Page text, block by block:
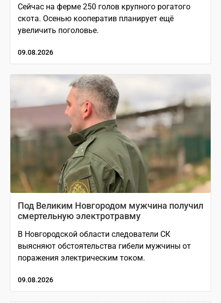
Сейчас на ферме 250 голов крупного рогатого
скота. Осенью кооператив планирует ещё
увеличить поголовье.
09.08.2026
Под Великим Новгородом мужчина получил
смертельную электротравму
В Новгородской области следователи СК
выясняют обстоятельства гибели мужчины от
поражения электрическим током.
09.08.2026